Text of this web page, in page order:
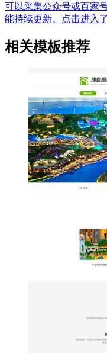
可以采集公众号或百家
能持续更新、点击进入
相关模板推荐